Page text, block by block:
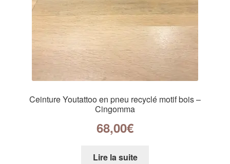
Ceinture Youtattoo en pneu recyclé motif bois –
Cingomma
68,00€
Lire la suite